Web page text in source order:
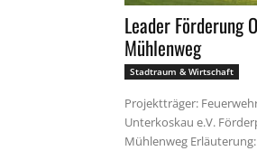
Leader Förderung
Mühlenweg
Stadtraum & Wirtschaft
Projektträger:
Unterkoskau e.V.
Mühlenweg